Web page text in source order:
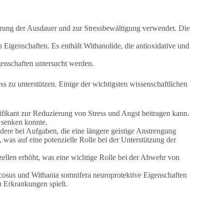
der Ausdauer und zur Stressbewältigung verwendet. Die
Es enthält Withanolide, die antioxidative und
untersucht werden.
zu unterstützen. Einige der wichtigsten wissenschaftlichen
zur Reduzierung von Stress und Angst beitragen kann.
konnte.
bei Aufgaben, die eine längere geistige Anstrengung
auf eine potenzielle Rolle bei der Unterstützung der
erhöht, was eine wichtige Rolle bei der Abwehr von
und Withania somnifera neuroprotektive Eigenschaften
Erkrankungen spielt.